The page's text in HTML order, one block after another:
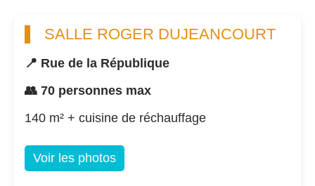
SALLE ROGER DUJEANCOURT
📍 Rue de la République
👥 70 personnes max
140 m² + cuisine de réchauffage
Voir les photos